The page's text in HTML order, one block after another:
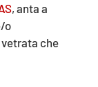
, anta a
o
che